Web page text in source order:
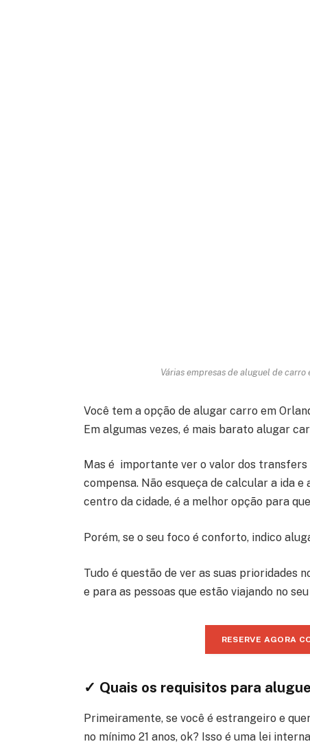
Várias empresas de aluguel de
Você tem a opção de alugar carro em
Em algumas vezes, é mais barato alugar
Mas é importante ver o valor dos
compensa. Não esqueça de calcular a ida
centro da cidade, é a melhor opção para
Porém, se o seu foco é conforto, indico
Tudo é questão de ver as suas prioridades
e para as pessoas que estão viajando no
RESERVE AGORA
✓ Quais os requisitos para
Primeiramente, se você é estrangeiro e
no mínimo 21 anos, ok? Isso é uma lei